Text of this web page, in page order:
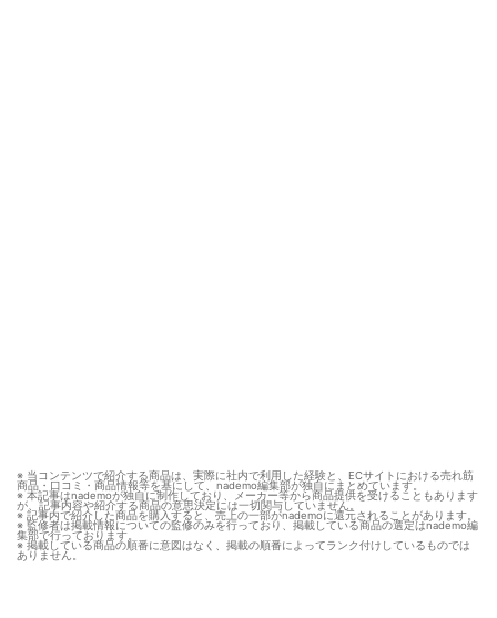
※ 当コンテンツで紹介する商品は、実際に社内で利用した経験と、ECサイトにおける売れ筋
商品・口コミ・商品情報等を基にして、nademo編集部が独自にまとめています。
※ 本記事はnademoが独自に制作しており、メーカー等から商品提供を受けることもあります
が、記事内容や紹介する商品の意思決定には一切関与していません。
※ 記事内で紹介した商品を購入すると、売上の一部がnademoに還元されることがあります。
※ 監修者は掲載情報についての監修のみを行っており、掲載している商品の選定はnademo編
集部で行っております。
※ 掲載している商品の順番に意図はなく、掲載の順番によってランク付けしているものでは
ありません。